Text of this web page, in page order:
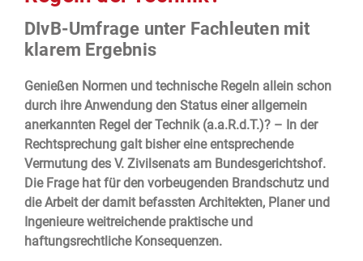
DIvB-Umfrage unter Fachleuten mit
klarem Ergebnis
Genießen Normen und technische Regeln allein schon
durch ihre Anwendung den Status einer allgemein
anerkannten Regel der Technik (a.a.R.d.T.)? – In der
Rechtsprechung galt bisher eine entsprechende
Vermutung des V. Zivilsenats am Bundesgerichtshof.
Die Frage hat für den vorbeugenden Brandschutz und
die Arbeit der damit befassten Architekten, Planer und
Ingenieure weitreichende praktische und
haftungsrechtliche Konsequenzen.